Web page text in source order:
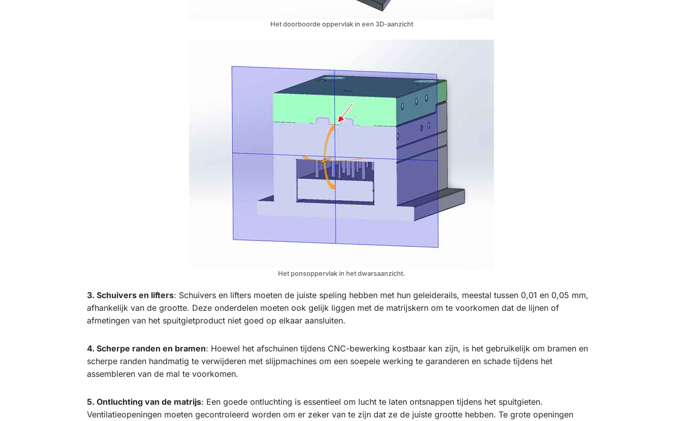
Het doorboorde oppervlak in een 3D-aanzicht
Het ponsoppervlak in het dwarsaanzicht.
3. Schuivers en lifters: Schuivers en lifters moeten de juiste speling hebben met hun geleiderails, meestal tussen 0,01 en 0,05 mm,
afhankelijk van de grootte. Deze onderdelen moeten ook gelijk liggen met de matrijskern om te voorkomen dat de lijnen of
afmetingen van het spuitgietproduct niet goed op elkaar aansluiten.
4. Scherpe randen en bramen: Hoewel het afschuinen tijdens CNC-bewerking kostbaar kan zijn, is het gebruikelijk om bramen en
scherpe randen handmatig te verwijderen met slijpmachines om een soepele werking te garanderen en schade tijdens het
assembleren van de mal te voorkomen.
5. Ontluchting van de matrijs: Een goede ontluchting is essentieel om lucht te laten ontsnappen tijdens het spuitgieten.
Ventilatieopeningen moeten gecontroleerd worden om er zeker van te zijn dat ze de juiste grootte hebben. Te grote openingen